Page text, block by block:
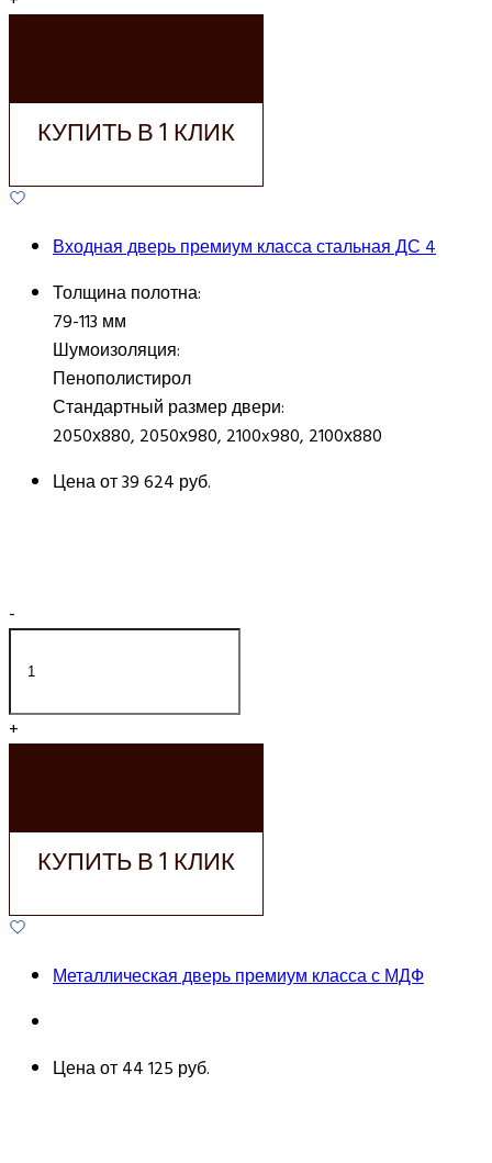
КУПИТЬ В 1 КЛИК
Входная дверь премиум класса стальная ДС 4
Толщина полотна:
79-113 мм
Шумоизоляция:
Пенополистирол
Стандартный размер двери:
2050х880, 2050х980, 2100x980, 2100х880
Цена от39 624 руб.
-
+
КУПИТЬ В 1 КЛИК
Металлическая дверь премиум класса с МДФ
Цена от44 125 руб.